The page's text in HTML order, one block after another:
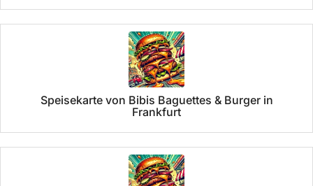
Speisekarte von Bibis Baguettes & Burger in
Frankfurt